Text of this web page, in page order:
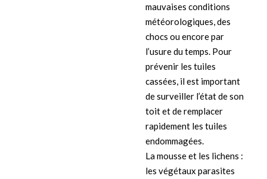
mauvaises conditions
météorologiques, des
chocs ou encore par
l’usure du temps. Pour
prévenir les tuiles
cassées, il est important
de surveiller l’état de son
toit et de remplacer
rapidement les tuiles
endommagées.
La mousse et les lichens :
les végétaux parasites